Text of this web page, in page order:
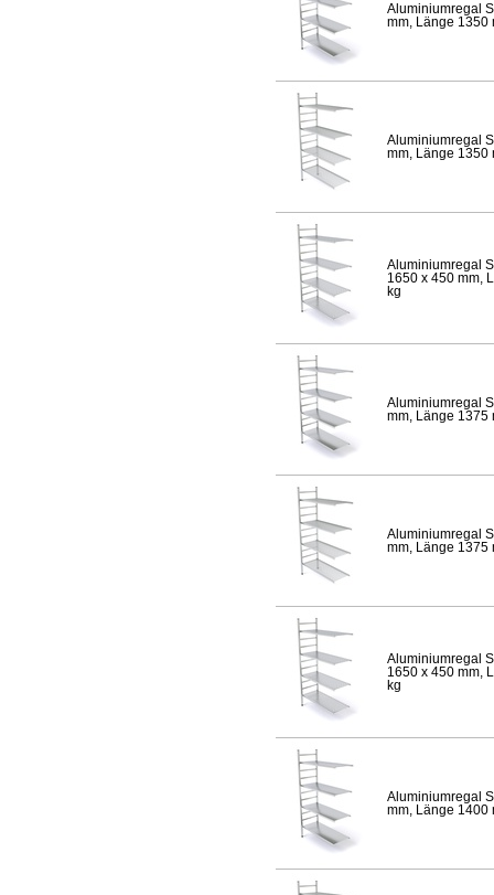
Aluminiumregal
mm, Länge 1350
Aluminiumregal
mm, Länge 1350
Aluminiumregal
1650 x 450 mm,
kg
Aluminiumregal
mm, Länge 1375
Aluminiumregal
mm, Länge 1375
Aluminiumregal
1650 x 450 mm,
kg
Aluminiumregal
mm, Länge 1400